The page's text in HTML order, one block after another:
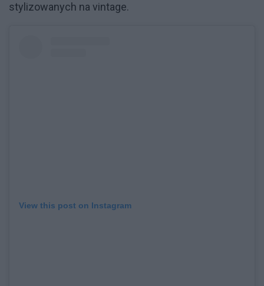
stylizowanych na vintage.
View this post on Instagram